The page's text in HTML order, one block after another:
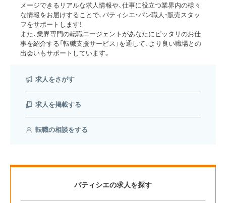
メージできるリアルな求人情報や、仕事に役立つ業界内の様々
な情報をお届けすることで、パティシエ・パン職人・販売スタッ
フをサポートします！
また、業界専門の転職エージェントがあなたにピッタリのお仕
事を紹介する「転職支援サービス」を通して、より良い職場との
出会いもサポートしています。
求人をさがす
求人を掲載する
転職の相談をする
パティシエの求人を探す